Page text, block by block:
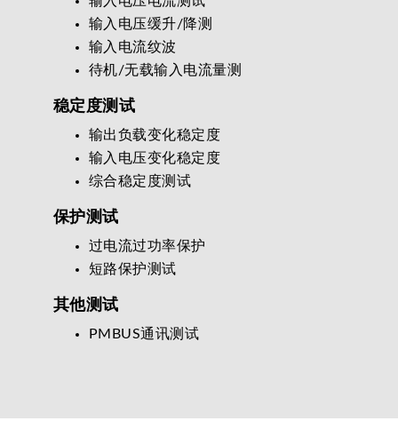
输入电压缓升/降测
输入电流纹波
待机/无载输入电流量测
稳定度测试
输出负载变化稳定度
输入电压变化稳定度
综合稳定度测试
保护测试
过电流过功率保护
短路保护测试
其他测试
PMBUS通讯测试